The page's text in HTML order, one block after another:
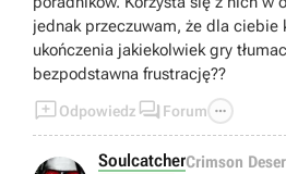
jednak przeczuwam, że dla ciebie
ukończenia jakiekolwiek gry
bezpodstawna frustrację??
Odpowiedz  Forum 
SoulcatcherCrimson